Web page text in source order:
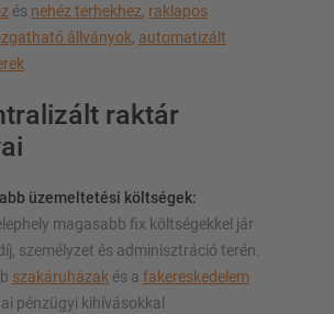
és nehéz terhekhez raklapos
állványok automatizált
raktár
üzemeltetési költségek:
magasabb fix költségekkel jár
személyzet és adminisztráció terén.
szakáruházak és a fakereskedelem
pénzügyi kihívásokkal